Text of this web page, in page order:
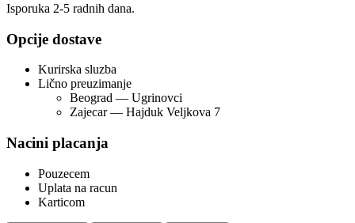
Isporuka 2-5 radnih dana.
Opcije dostave
Kurirska sluzba
Lično preuzimanje
Beograd — Ugrinovci
Zajecar — Hajduk Veljkova 7
Nacini placanja
Pouzecem
Uplata na racun
Karticom